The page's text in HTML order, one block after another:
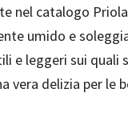
nel catalogo
umido e
e leggeri sui quali
vera delizia per le